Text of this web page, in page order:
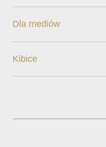
Dla mediów
Kibice